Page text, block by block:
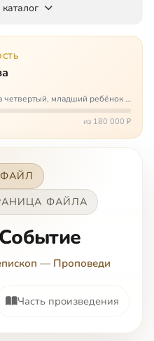
четвертый, младший ребёнок в
рождения Ульяну лечат.
процедуры,из 180 000 ₽
ФАЙЛА
— Проповеди
Часть произведения